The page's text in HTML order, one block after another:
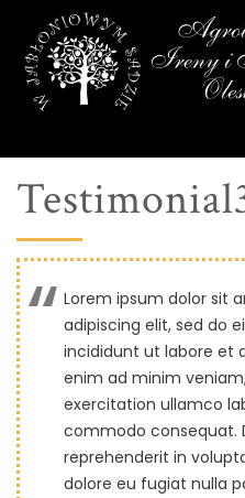
Lorem ipsum dolor sit
adipiscing elit, sed do
incididunt ut labore et
enim ad minim
exercitation ullamco
commodo consequat.
reprehenderit in
dolore eu fugiat nulla